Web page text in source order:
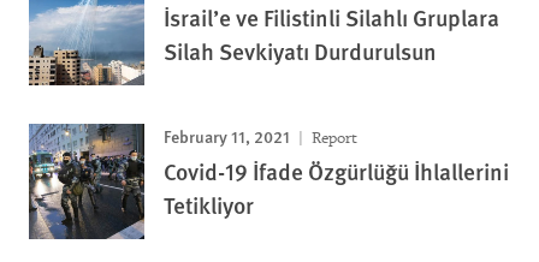
İsrail’e ve Filistinli Silahlı Gruplara
Silah Sevkiyatı Durdurulsun
February 11, 2021 Report
Covid-19 İfade Özgürlüğü İhlallerini
Tetikliyor